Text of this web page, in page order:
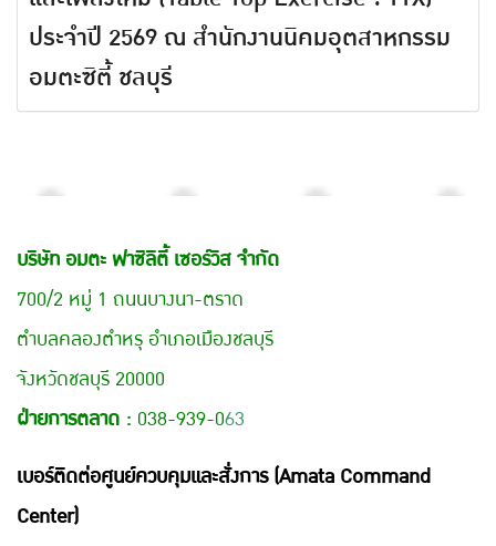
ประจำปี 2569 ณ สำนักงานนิคมอุตสาหกรรม
อมตะซิตี้ ชลบุรี
บริษัท อมตะ ฟาซิลิตี้ เซอร์วิส จำกัด
700/2 หมู่ 1 ถนนบางนา-ตราด
ตำบลคลองตำหรุ อำเภอเมืองชลบุรี
จังหวัดชลบุรี 20000
ฝ่ายการตลาด : 038-939-063
เบอร์ติดต่อศูนย์ควบคุมและสั่งการ (Amata Command
Center)